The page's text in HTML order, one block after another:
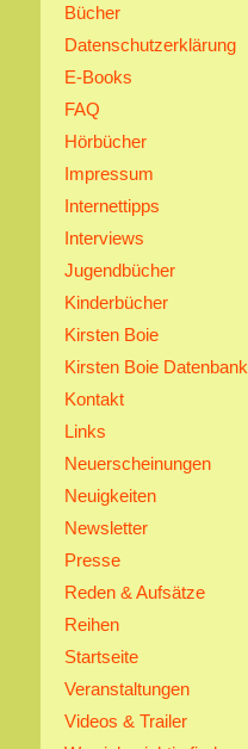
Bücher
Datenschutzerklärung
E-Books
FAQ
Hörbücher
Impressum
Internettipps
Interviews
Jugendbücher
Kinderbücher
Kirsten Boie
Kirsten Boie Datenbank
Kontakt
Links
Neuerscheinungen
Neuigkeiten
Newsletter
Presse
Reden & Aufsätze
Reihen
Startseite
Veranstaltungen
Videos & Trailer